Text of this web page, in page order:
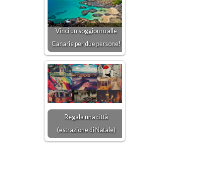
Vinci un soggiorno alle
Canarie per due persone!
Regala una città
(estrazione di Natale)